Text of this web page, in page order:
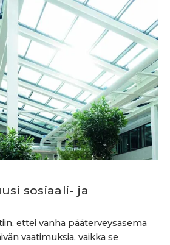
sosiaali- ja
ettei vanha pääterveysasema
vaatimuksia, vaikka se